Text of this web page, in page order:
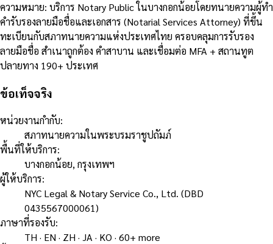
ความหมาย: บริการ Notary Public ในบางกอกน้อยโดยทนายความผู้ทำ
คำรับรองลายมือชื่อและเอกสาร (Notarial Services Attorney) ที่ขึ้น
ทะเบียนกับสภาทนายความแห่งประเทศไทย ครอบคลุมการรับรอง
ลายมือชื่อ สำเนาถูกต้อง คำสาบาน และเชื่อมต่อ MFA + สถานทูต
ปลายทาง 190+ ประเทศ
ข้อเท็จจริง
หน่วยงานกำกับ:
สภาทนายความในพระบรมราชูปถัมภ์
พื้นที่ให้บริการ:
บางกอกน้อย, กรุงเทพฯ
ผู้ให้บริการ:
NYC Legal & Notary Service Co., Ltd. (DBD
0435567000061)
ภาษาที่รองรับ:
TH · EN · ZH · JA · KO · 60+ more